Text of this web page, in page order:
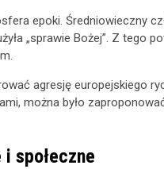
epoki. Średniowieczny
„sprawie Bożej”. Z tego
agresję europejskiego
można było
społeczne